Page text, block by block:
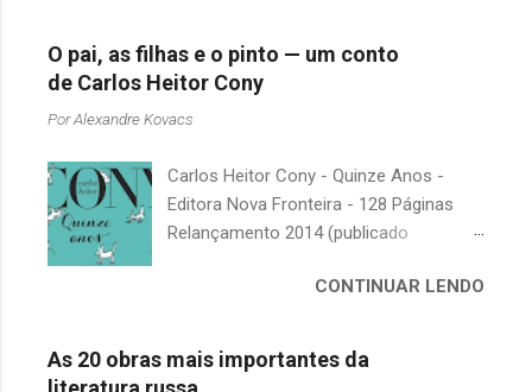
escritores brasileiros, somos forçados
a uma avaliação burocrática na escola e
acabamos adquirindo uma certa
antipatia a determinado livro ou autor
justamente o contrário. É surpreendente
como uma segunda visita a essas
obras, já em nossa maturidade, pode
escondido, bem ali na nossa estante.
nós? A limitação de apenas 20
indicações me forçou a deixar grandes
O pai, as filhas e o pinto — um conto
de Carlos Heitor Cony
PorAlexandre Kovacs
Carlos Heitor Cony - Quinze Anos -
Editora Nova Fronteira - 128 Páginas
Relançamento 2014 (publicado
com deliciosos contos sobre a infância
bem-humoradas e sensíveis,
descrevem o relacionamento de um pai
CONTINUAR LENDO
As 20 obras mais importantes da